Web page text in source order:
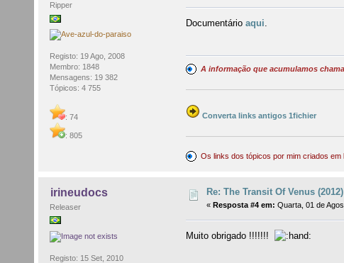
Ripper
Registo: 19 Ago, 2008
Membro: 1848
Mensagens: 19 382
Tópicos: 4 755
: 74
: 805
Documentárioaqui
A informação que acumulamos
Converta links antigos 1fichier
Os links dos tópicos por mim criados em
irineudocs
Releaser
Registo: 15 Set, 2010
Re: The Transit Of Venus (2012)
« Resposta #4 em: Quarta, 01 de
Muito obrigado !!!!!!!